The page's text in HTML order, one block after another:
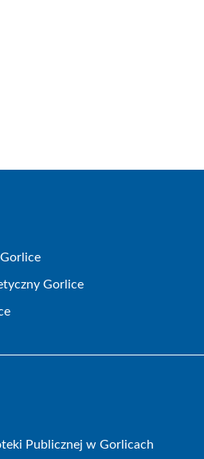
Gorlice
Publicznej w Gorlicach